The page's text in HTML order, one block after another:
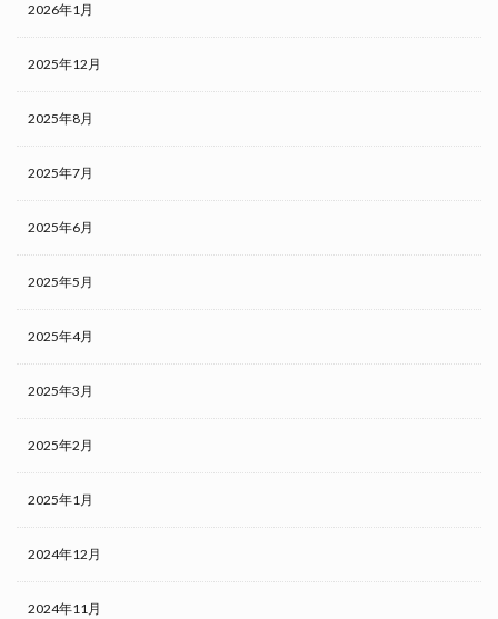
2026年1月
2025年12月
2025年8月
2025年7月
2025年6月
2025年5月
2025年4月
2025年3月
2025年2月
2025年1月
2024年12月
2024年11月